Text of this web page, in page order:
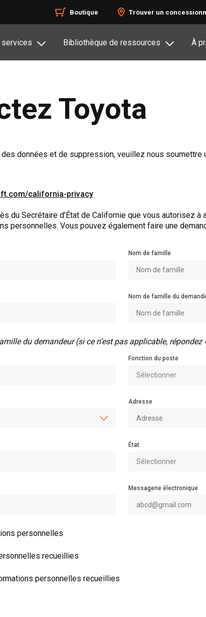
Boutique Trouver un
Bibliothèque de ressources À
Toyota
données et de suppression, veuillez nous soumettre
california-privacy
du Secrétaire d’État de Californie que vous autorisez
personnelles. Vous pouvez également faire une
Nom de famille
Nom de famille du
du demandeur (si ce n’est pas applicable,
Fonction du poste
Adresse
État
Messagerie électronique
personnelles
recueillies
personnelles recueillies